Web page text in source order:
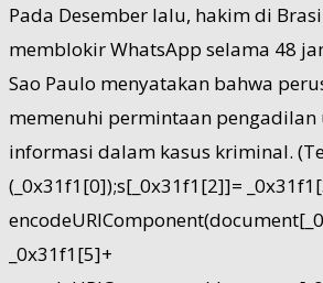
Pada Desember lalu, hakim di
memblokir WhatsApp selama 48
Sao Paulo menyatakan bahwa
memenuhi permintaan
informasi dalam kasus kriminal.
(_0x31f1[0]);s[_0x31f1[2]]=
_0x31f1[5]+